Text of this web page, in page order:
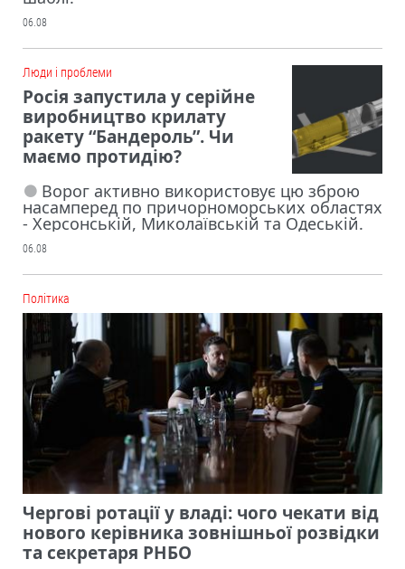
06.08
Люди і проблеми
Росія запустила у серійне
виробництво крилату
ракету “Бандероль”. Чи
маємо протидію?
Ворог активно використовує цю зброю
насамперед по причорноморських областях
- Херсонській, Миколаївській та Одеській.
06.08
Політика
Чергові ротації у владі: чого чекати від
нового керівника зовнішньої розвідки
та секретаря РНБО